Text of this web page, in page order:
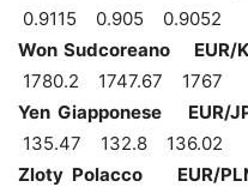
0.9115 0.905 0.9052
Won Sudcoreano EUR/
1780.2 1747.67 1767
Yen Giapponese EUR/
135.47 132.8 136.02
Zloty Polacco EUR/